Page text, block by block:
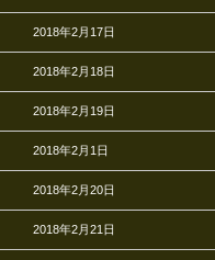
2018年2月17日
2018年2月18日
2018年2月19日
2018年2月1日
2018年2月20日
2018年2月21日